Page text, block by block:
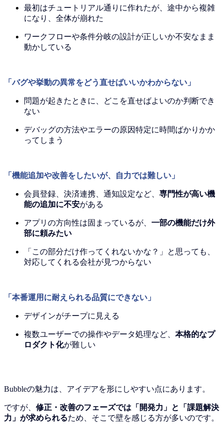
最初はチュートリアル通りに作れたが、途中から複雑
になり、全体が崩れた
ワークフローや条件分岐の設計が正しいか不安なまま
動かしている
「バグや挙動の異常をどう直せばいいかわからない」
問題が起きたときに、どこを直せばよいのか判断でき
ない
デバッグの方法やエラーの原因特定に時間ばかりかか
ってしまう
「機能追加や改善をしたいが、自力では難しい」
会員登録、決済連携、通知設定など、 専門性が高い機
能の追加に不安がある
アプリの方向性は固まっているが、 一部の機能だけ外
部に頼みたい
「この部分だけ作ってくれないかな？」と思っても、
対応してくれる会社が見つからない
「本番運用に耐えられる品質にできない」
デザインがチープに見える
複数ユーザーでの操作やデータ処理など、 本格的なプ
ロダクト化が難しい
Bubbleの魅力は、アイデアを形にしやすい点にあります。
ですが、 修正・改善のフェーズでは「開発力」と「課題解決
力」が求められるため、そこで壁を感じる方が多いのです。